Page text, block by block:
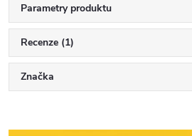
Parametry produktu
Recenze (1)
Značka